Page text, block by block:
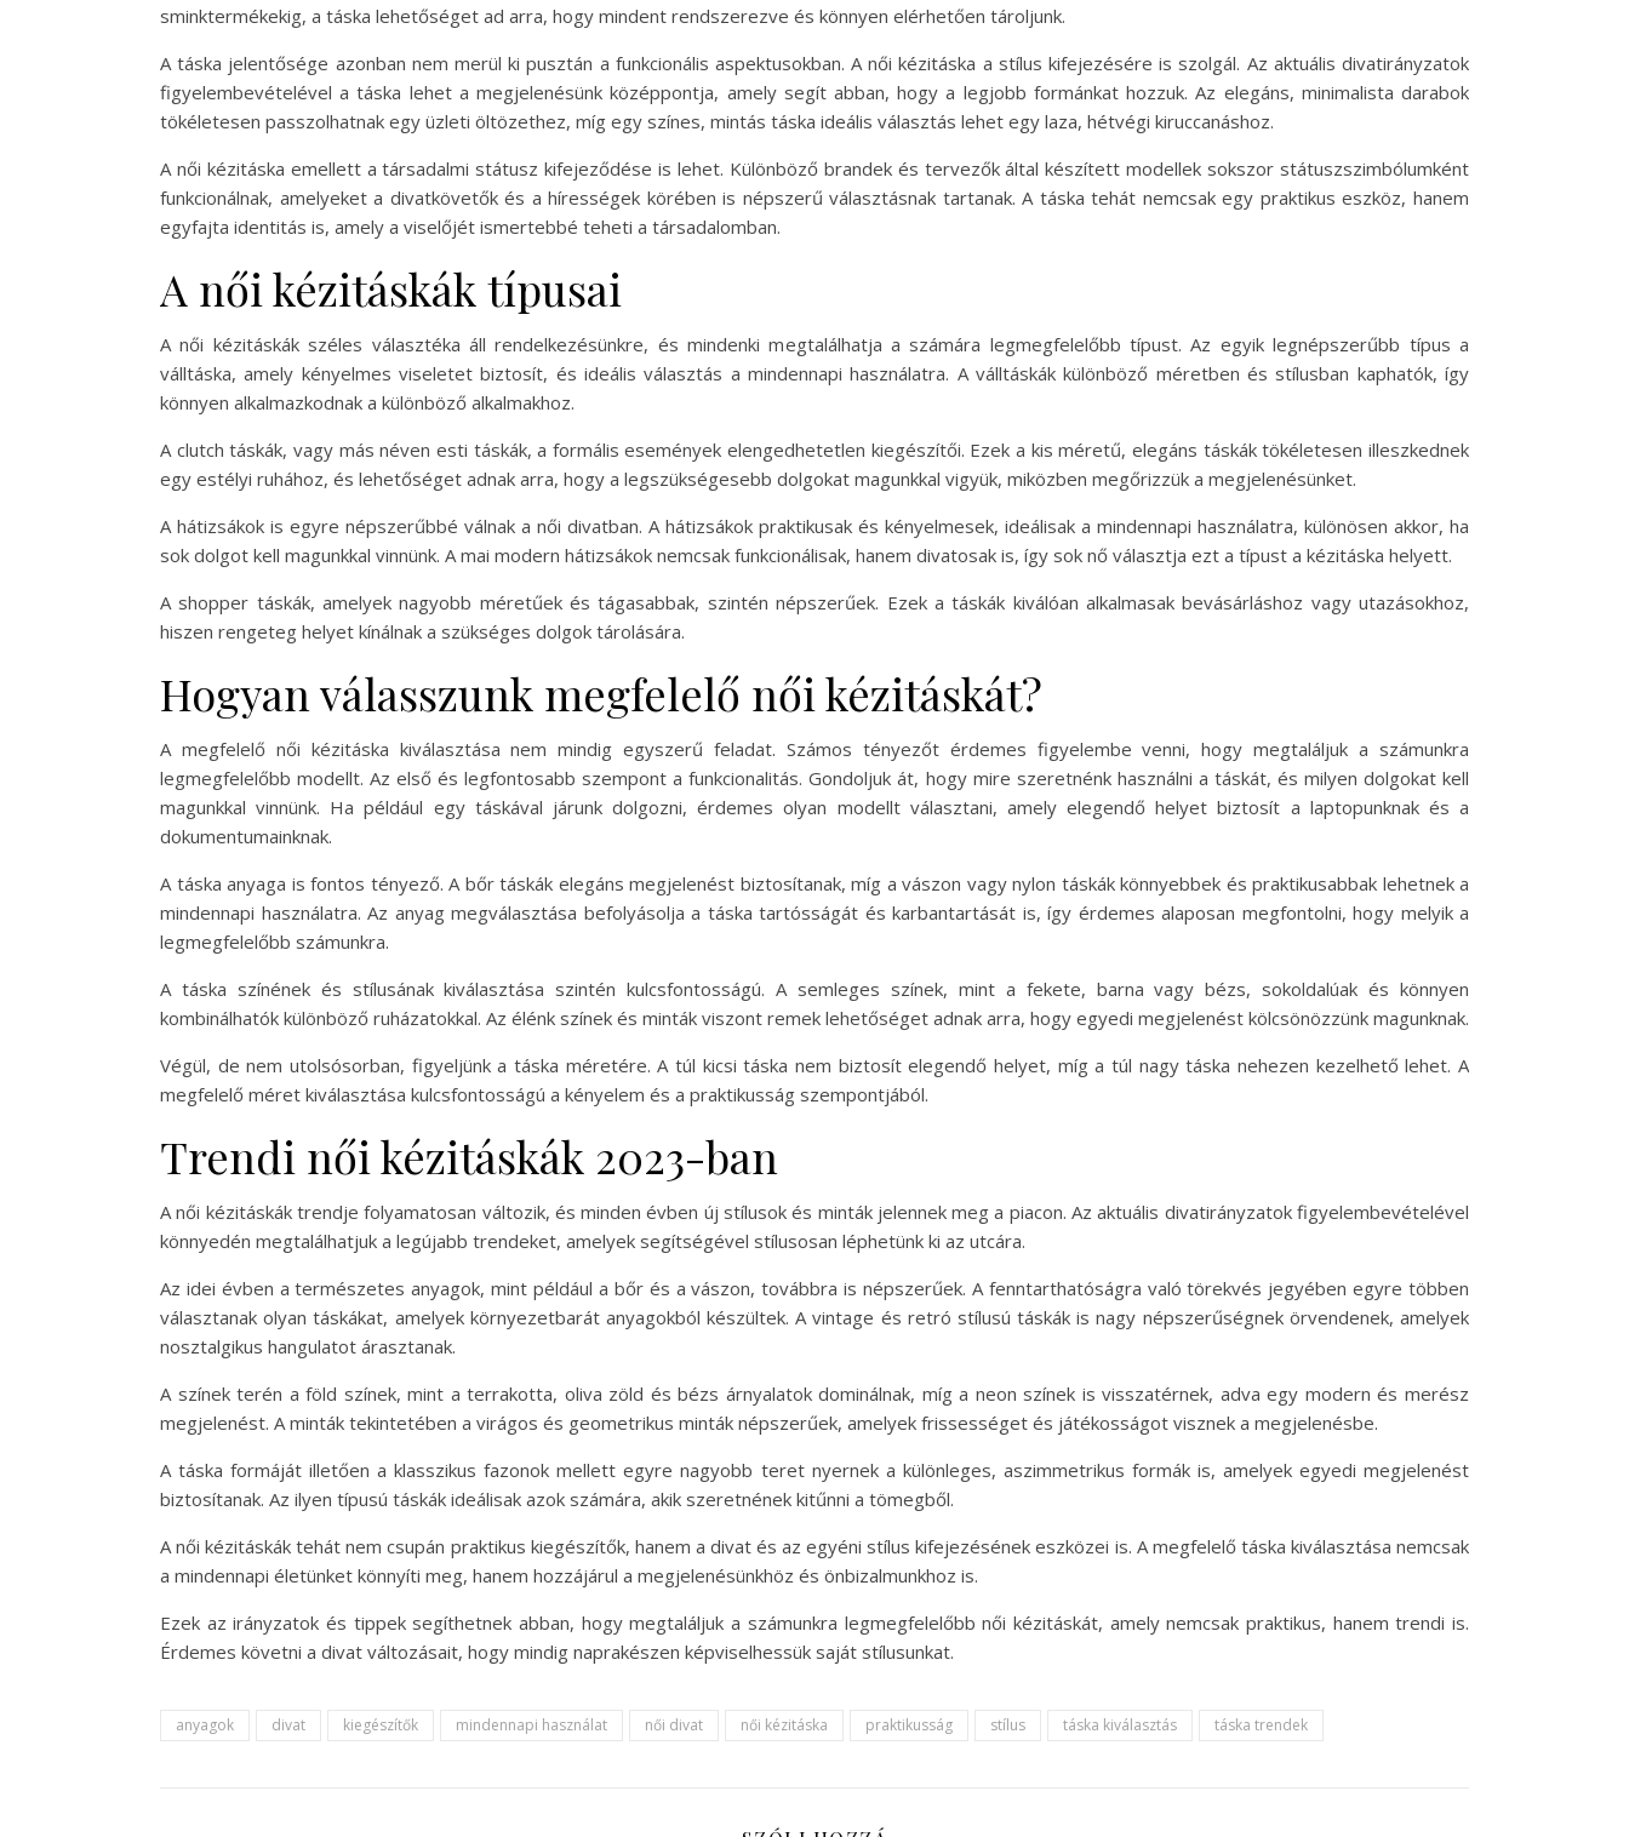
sminktermékekig, a táska lehetőséget ad arra, hogy mindent rendszerezve és könnyen elérhetően tároljunk.
A táska jelentősége azonban nem merül ki pusztán a funkcionális aspektusokban. A női kézitáska a stílus kifejezésére is szolgál. Az aktuális divatirányzatok
figyelembevételével a táska lehet a megjelenésünk középpontja, amely segít abban, hogy a legjobb formánkat hozzuk. Az elegáns, minimalista darabok
tökéletesen passzolhatnak egy üzleti öltözethez, míg egy színes, mintás táska ideális választás lehet egy laza, hétvégi kiruccanáshoz.
A női kézitáska emellett a társadalmi státusz kifejeződése is lehet. Különböző brandek és tervezők által készített modellek sokszor státuszszimbólumként
funkcionálnak, amelyeket a divatkövetők és a hírességek körében is népszerű választásnak tartanak. A táska tehát nemcsak egy praktikus eszköz, hanem
egyfajta identitás is, amely a viselőjét ismertebbé teheti a társadalomban.
A női kézitáskák típusai
A női kézitáskák széles választéka áll rendelkezésünkre, és mindenki megtalálhatja a számára legmegfelelőbb típust. Az egyik legnépszerűbb típus a
válltáska, amely kényelmes viseletet biztosít, és ideális választás a mindennapi használatra. A válltáskák különböző méretben és stílusban kaphatók, így
könnyen alkalmazkodnak a különböző alkalmakhoz.
A clutch táskák, vagy más néven esti táskák, a formális események elengedhetetlen kiegészítői. Ezek a kis méretű, elegáns táskák tökéletesen illeszkednek
egy estélyi ruhához, és lehetőséget adnak arra, hogy a legszükségesebb dolgokat magunkkal vigyük, miközben megőrizzük a megjelenésünket.
A hátizsákok is egyre népszerűbbé válnak a női divatban. A hátizsákok praktikusak és kényelmesek, ideálisak a mindennapi használatra, különösen akkor, ha
sok dolgot kell magunkkal vinnünk. A mai modern hátizsákok nemcsak funkcionálisak, hanem divatosak is, így sok nő választja ezt a típust a kézitáska helyett.
A shopper táskák, amelyek nagyobb méretűek és tágasabbak, szintén népszerűek. Ezek a táskák kiválóan alkalmasak bevásárláshoz vagy utazásokhoz,
hiszen rengeteg helyet kínálnak a szükséges dolgok tárolására.
Hogyan válasszunk megfelelő női kézitáskát?
A megfelelő női kézitáska kiválasztása nem mindig egyszerű feladat. Számos tényezőt érdemes figyelembe venni, hogy megtaláljuk a számunkra
legmegfelelőbb modellt. Az első és legfontosabb szempont a funkcionalitás. Gondoljuk át, hogy mire szeretnénk használni a táskát, és milyen dolgokat kell
magunkkal vinnünk. Ha például egy táskával járunk dolgozni, érdemes olyan modellt választani, amely elegendő helyet biztosít a laptopunknak és a
dokumentumainknak.
A táska anyaga is fontos tényező. A bőr táskák elegáns megjelenést biztosítanak, míg a vászon vagy nylon táskák könnyebbek és praktikusabbak lehetnek a
mindennapi használatra. Az anyag megválasztása befolyásolja a táska tartósságát és karbantartását is, így érdemes alaposan megfontolni, hogy melyik a
legmegfelelőbb számunkra.
A táska színének és stílusának kiválasztása szintén kulcsfontosságú. A semleges színek, mint a fekete, barna vagy bézs, sokoldalúak és könnyen
kombinálhatók különböző ruházatokkal. Az élénk színek és minták viszont remek lehetőséget adnak arra, hogy egyedi megjelenést kölcsönözzünk magunknak.
Végül, de nem utolsósorban, figyeljünk a táska méretére. A túl kicsi táska nem biztosít elegendő helyet, míg a túl nagy táska nehezen kezelhető lehet. A
megfelelő méret kiválasztása kulcsfontosságú a kényelem és a praktikusság szempontjából.
Trendi női kézitáskák 2023-ban
A női kézitáskák trendje folyamatosan változik, és minden évben új stílusok és minták jelennek meg a piacon. Az aktuális divatirányzatok figyelembevételével
könnyedén megtalálhatjuk a legújabb trendeket, amelyek segítségével stílusosan léphetünk ki az utcára.
Az idei évben a természetes anyagok, mint például a bőr és a vászon, továbbra is népszerűek. A fenntarthatóságra való törekvés jegyében egyre többen
választanak olyan táskákat, amelyek környezetbarát anyagokból készültek. A vintage és retró stílusú táskák is nagy népszerűségnek örvendenek, amelyek
nosztalgikus hangulatot árasztanak.
A színek terén a föld színek, mint a terrakotta, oliva zöld és bézs árnyalatok dominálnak, míg a neon színek is visszatérnek, adva egy modern és merész
megjelenést. A minták tekintetében a virágos és geometrikus minták népszerűek, amelyek frissességet és játékosságot visznek a megjelenésbe.
A táska formáját illetően a klasszikus fazonok mellett egyre nagyobb teret nyernek a különleges, aszimmetrikus formák is, amelyek egyedi megjelenést
biztosítanak. Az ilyen típusú táskák ideálisak azok számára, akik szeretnének kitűnni a tömegből.
A női kézitáskák tehát nem csupán praktikus kiegészítők, hanem a divat és az egyéni stílus kifejezésének eszközei is. A megfelelő táska kiválasztása nemcsak
a mindennapi életünket könnyíti meg, hanem hozzájárul a megjelenésünkhöz és önbizalmunkhoz is.
Ezek az irányzatok és tippek segíthetnek abban, hogy megtaláljuk a számunkra legmegfelelőbb női kézitáskát, amely nemcsak praktikus, hanem trendi is.
Érdemes követni a divat változásait, hogy mindig naprakészen képviselhessük saját stílusunkat.
anyagok divat kiegészítők mindennapi használat női divat női kézitáska praktikusság stílus táska kiválasztás táska trendek